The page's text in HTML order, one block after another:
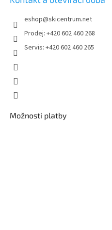
eshop@skicentrum.net
Prodej: +420 602 460 268
Servis: +420 602 460 265
Možnosti platby